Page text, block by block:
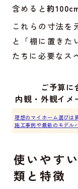
含めると 約
これらの寸法を
と「棚に置きた
たちに必要なス
ご予算に
内観・外観イメ
理想のマイホーム選びは
施工事例や最新のモデル
使いやす
類と特徴